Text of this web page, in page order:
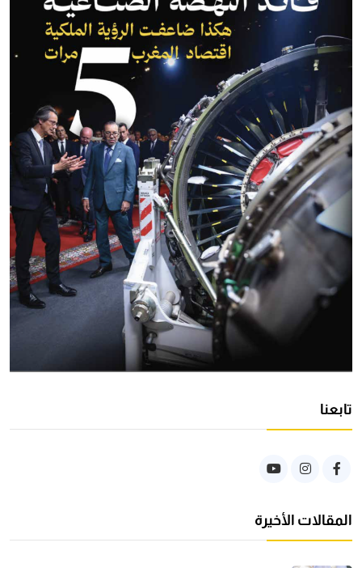
تابعنا
المقالات الأخيرة